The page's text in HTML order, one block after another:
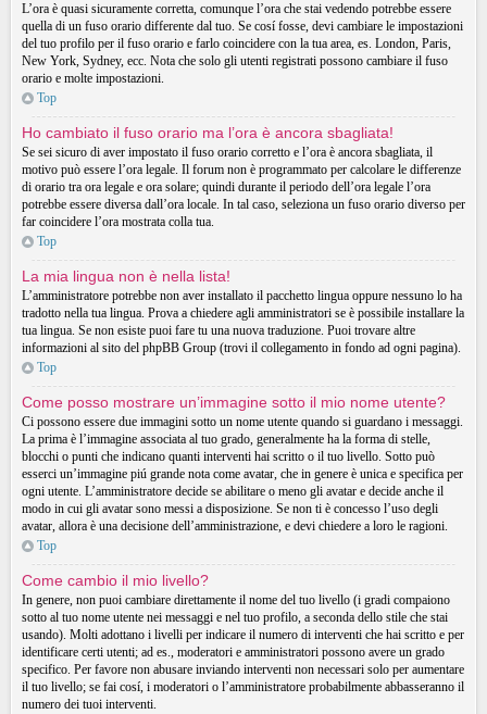
L’ora è quasi sicuramente corretta, comunque l’ora che stai vedendo potrebbe essere
quella di un fuso orario differente dal tuo. Se cosí fosse, devi cambiare le impostazioni
del tuo profilo per il fuso orario e farlo coincidere con la tua area, es. London, Paris,
New York, Sydney, ecc. Nota che solo gli utenti registrati possono cambiare il fuso
orario e molte impostazioni.
Top
Ho cambiato il fuso orario ma l’ora è ancora sbagliata!
Se sei sicuro di aver impostato il fuso orario corretto e l’ora è ancora sbagliata, il
motivo può essere l’ora legale. Il forum non è programmato per calcolare le differenze
di orario tra ora legale e ora solare; quindi durante il periodo dell’ora legale l’ora
potrebbe essere diversa dall’ora locale. In tal caso, seleziona un fuso orario diverso per
far coincidere l’ora mostrata colla tua.
Top
La mia lingua non è nella lista!
L’amministratore potrebbe non aver installato il pacchetto lingua oppure nessuno lo ha
tradotto nella tua lingua. Prova a chiedere agli amministratori se è possibile installare la
tua lingua. Se non esiste puoi fare tu una nuova traduzione. Puoi trovare altre
informazioni al sito del phpBB Group (trovi il collegamento in fondo ad ogni pagina).
Top
Come posso mostrare un’immagine sotto il mio nome utente?
Ci possono essere due immagini sotto un nome utente quando si guardano i messaggi.
La prima è l’immagine associata al tuo grado, generalmente ha la forma di stelle,
blocchi o punti che indicano quanti interventi hai scritto o il tuo livello. Sotto può
esserci un’immagine piú grande nota come avatar, che in genere è unica e specifica per
ogni utente. L’amministratore decide se abilitare o meno gli avatar e decide anche il
modo in cui gli avatar sono messi a disposizione. Se non ti è concesso l’uso degli
avatar, allora è una decisione dell’amministrazione, e devi chiedere a loro le ragioni.
Top
Come cambio il mio livello?
In genere, non puoi cambiare direttamente il nome del tuo livello (i gradi compaiono
sotto al tuo nome utente nei messaggi e nel tuo profilo, a seconda dello stile che stai
usando). Molti adottano i livelli per indicare il numero di interventi che hai scritto e per
identificare certi utenti; ad es., moderatori e amministratori possono avere un grado
specifico. Per favore non abusare inviando interventi non necessari solo per aumentare
il tuo livello; se fai cosí, i moderatori o l’amministratore probabilmente abbasseranno il
numero dei tuoi interventi.